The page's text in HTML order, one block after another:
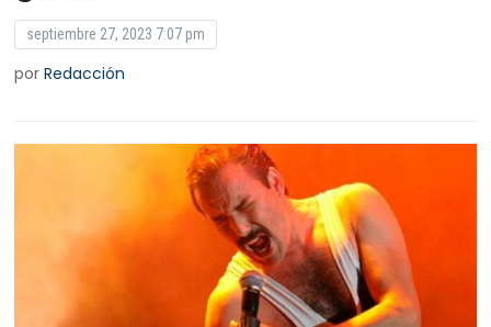
septiembre 27, 2023 7:07 pm
porRedacción